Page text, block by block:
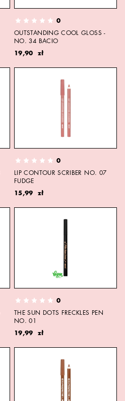
0
OUTSTANDING COOL GLOSS -
NO. 34 BACIO
19,90 zł
0
LIP CONTOUR SCRIBER NO. 07
FUDGE
15,99 zł
0
THE SUN DOTS FRECKLES PEN
NO. 01
19,99 zł